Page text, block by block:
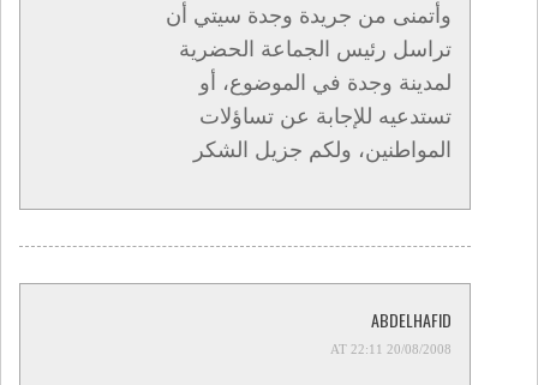
وأتمنى من جريدة وجدة سيتي أن
تراسل رئيس الجماعة الحضرية
لمدينة وجدة في الموضوع، أو
تستدعيه للإجابة عن تساؤلات
المواطنين، ولكم جزيل الشكر
ABDELHAFID
20/08/2008 AT 22:11